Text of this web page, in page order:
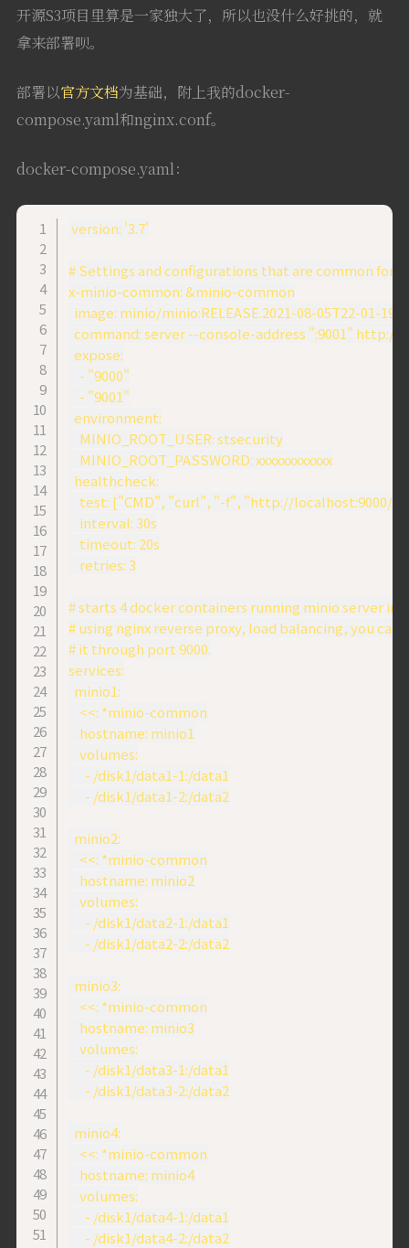
开源S3项目里算是一家独大了，所以也没什么好挑的，就
拿来部署呗。
部署以官方文档为基础，附上我的docker-
compose.yaml和nginx.conf。
docker-compose.yaml：
version: '3.7'
# Settings and configurations that are common for
x-minio-common: &minio-common
  image: minio/minio:RELEASE.2021-08-05T22-01-19Z
command: server --console-address ":9001" http://
  expose:
    - "9000"
    - "9001"
  environment:
    MINIO_ROOT_USER: stsecurity
    MINIO_ROOT_PASSWORD: xxxxxxxxxxxx
  healthcheck:
test: ["CMD", "curl", "-f", "http://localhost:9000/
    interval: 30s
    timeout: 20s
    retries: 3
# starts 4 docker containers running minio server
# using nginx reverse proxy, load balancing, you can
# it through port 9000.
services:
  minio1:
    <<: *minio-common
    hostname: minio1
    volumes:
      - /disk1/data1-1:/data1
      - /disk1/data1-2:/data2
  minio2:
    <<: *minio-common
    hostname: minio2
    volumes:
      - /disk1/data2-1:/data1
      - /disk1/data2-2:/data2
  minio3:
    <<: *minio-common
    hostname: minio3
    volumes:
      - /disk1/data3-1:/data1
      - /disk1/data3-2:/data2
  minio4:
    <<: *minio-common
    hostname: minio4
    volumes:
      - /disk1/data4-1:/data1
      - /disk1/data4-2:/data2